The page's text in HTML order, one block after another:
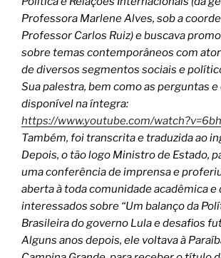
Professora Marlene Alves, sob a
Professor Carlos Ruiz) e buscava
sobre temas contemporâneos com
de diversos segmentos sociais e
Sua palestra, bem como as perguntas
disponível na íntegra:
https://www.youtube.com/
Também, foi transcrita e traduzida ao
Depois, o tão logo Ministro de Estado,
uma conferência de imprensa e
aberta à toda comunidade acadêmica e
interessados sobre “Um balanço da
Brasileira do governo Lula e desafios
Alguns anos depois, ele voltava à